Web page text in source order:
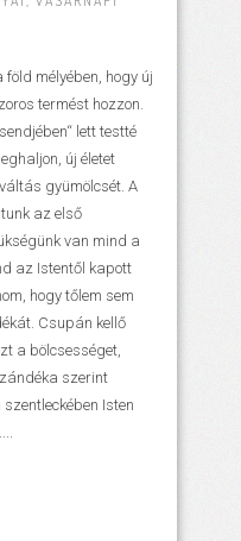
mélyében, hogy új
termést hozzon.
lett testté
új életet
gyümölcsét. A
az első
van mind a
az Istentől kapott
hogy tőlem sem
Csupán kellő
a bölcsességet,
szerint
Isten